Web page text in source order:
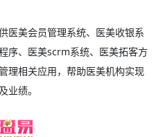
医美会员管理系统、 医美收银系
序、 医美scrm系统、医美拓客方
理相关应用，帮助医美机构实现
业绩。